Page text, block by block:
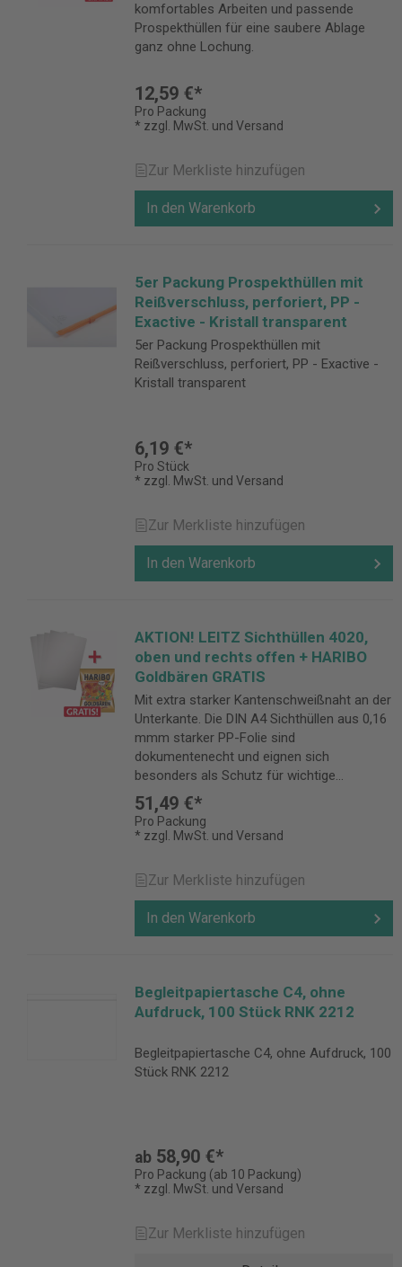
komfortables Arbeiten und passende
Prospekthüllen für eine saubere Ablage
ganz ohne Lochung.
12,59 €*
Pro Packung
* zzgl. MwSt. und Versand
Zur Merkliste hinzufügen
In den Warenkorb
5er Packung Prospekthüllen mit
Reißverschluss, perforiert, PP -
Exactive - Kristall transparent
5er Packung Prospekthüllen mit
Reißverschluss, perforiert, PP - Exactive -
Kristall transparent
6,19 €*
Pro Stück
* zzgl. MwSt. und Versand
Zur Merkliste hinzufügen
In den Warenkorb
AKTION! LEITZ Sichthüllen 4020,
oben und rechts offen + HARIBO
Goldbären GRATIS
Mit extra starker Kantenschweißnaht an der
Unterkante. Die DIN A4 Sichthüllen aus 0,16
mmm starker PP-Folie sind
dokumentenecht und eignen sich
besonders als Schutz für wichtige
Dokumente.
51,49 €*
Pro Packung
* zzgl. MwSt. und Versand
Zur Merkliste hinzufügen
In den Warenkorb
Begleitpapiertasche C4, ohne
Aufdruck, 100 Stück RNK 2212
Begleitpapiertasche C4, ohne Aufdruck, 100
Stück RNK 2212
ab 58,90 €*
Pro Packung (ab 10 Packung)
* zzgl. MwSt. und Versand
Zur Merkliste hinzufügen